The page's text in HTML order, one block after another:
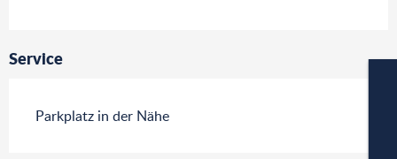
Service
Parkplatz in der Nähe